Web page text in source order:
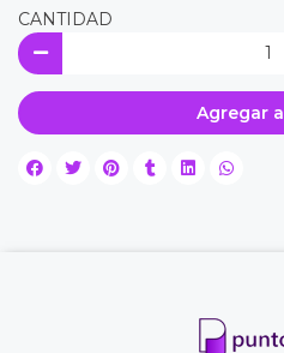
CANTIDAD
Agregar